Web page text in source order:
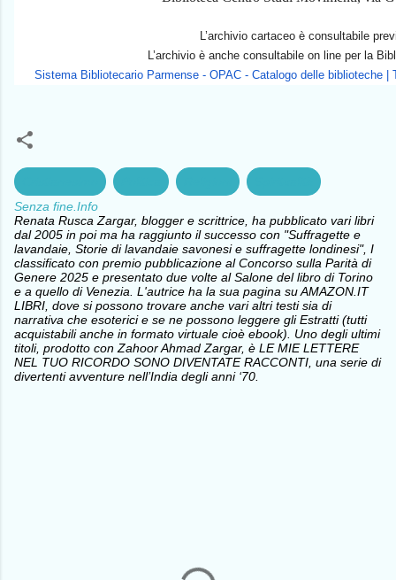
L’archivio cartaceo è consultabile
L’archivio è anche consultabile on line per la
Sistema Bibliotecario Parmense - OPAC - Catalogo delle biblioteche
Senza fine.Info
Renata Rusca Zargar, blogger e scrittrice, ha pubblicato vari libri
dal 2005 in poi ma ha raggiunto il successo con "Suffragette e
lavandaie, Storie di lavandaie savonesi e suffragette londinesi", I
classificato con premio pubblicazione al Concorso sulla Parità di
Genere 2025 e presentato due volte al Salone del libro di Torino
e a quello di Venezia. L'autrice ha la sua pagina su AMAZON.IT
LIBRI, dove si possono trovare anche vari altri testi sia di
narrativa che esoterici e se ne possono leggere gli Estratti (tutti
acquistabili anche in formato virtuale cioè ebook). Uno degli ultimi
titoli, prodotto con Zahoor Ahmad Zargar, è LE MIE LETTERE
NEL TUO RICORDO SONO DIVENTATE RACCONTI, una serie di
divertenti avventure nell’India degli anni ‘70.